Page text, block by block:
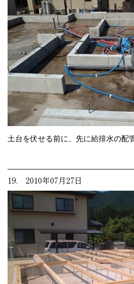
土台を伏せる前に、先に給排水の配
19. 2010年07月27日